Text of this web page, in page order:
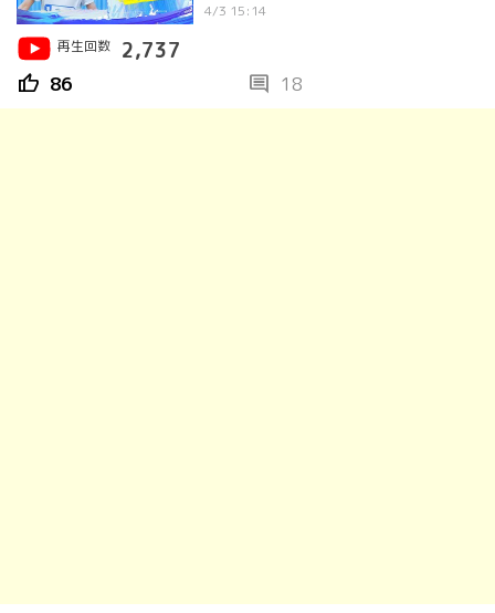
4/3 15:14
再生回数
2,737
thumb_up 86 comment 18